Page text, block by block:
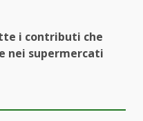
i contributi che
nei supermercati